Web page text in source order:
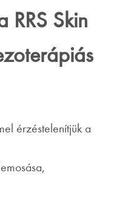
RRS Skin
érzéstelenítjük a